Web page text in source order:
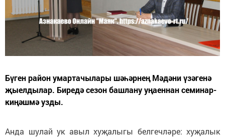
Бүген район умартачылары шәһәрнең Мәдәни үзәгенә
җыелдылар. Биредә сезон башлану уңаеннан семинар-
киңәшмә узды.
Анда шулай ук авыл хуҗалыгы белгечләре: хуҗалык